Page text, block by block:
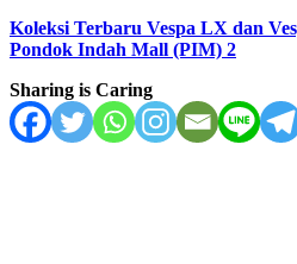
Koleksi Terbaru Vespa LX dan
Pondok Indah Mall (PIM) 2
Sharing is Caring